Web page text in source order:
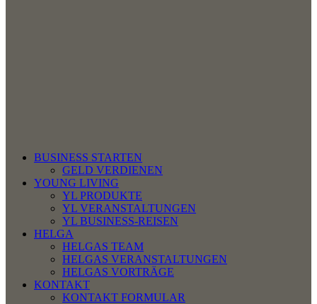
BUSINESS STARTEN
GELD VERDIENEN
YOUNG LIVING
YL PRODUKTE
YL VERANSTALTUNGEN
YL BUSINESS-REISEN
HELGA
HELGAS TEAM
HELGAS VERANSTALTUNGEN
HELGAS VORTRÄGE
KONTAKT
KONTAKT FORMULAR